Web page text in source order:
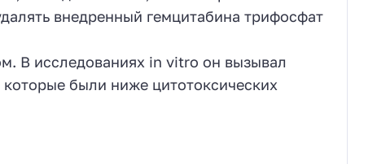
внедренный гемцитабина трифосфат
В исследованиях in vitro он вызывал
были ниже цитотоксических